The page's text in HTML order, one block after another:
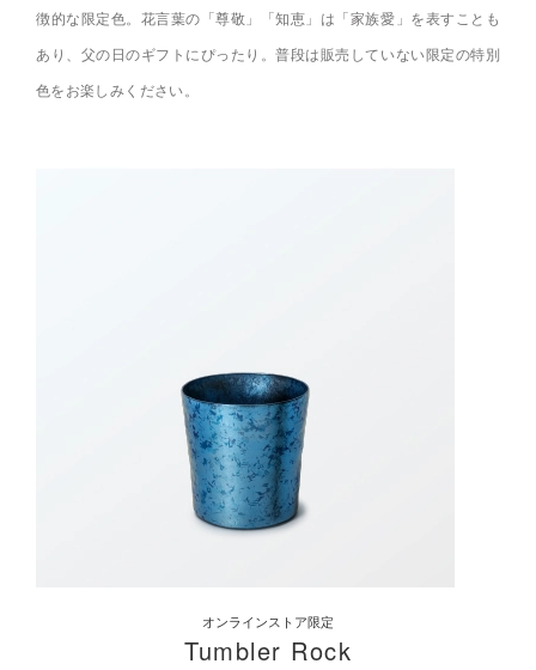
徴的な限定色。花言葉の「尊敬」「知恵」は「家族愛」を表すことも
あり、父の日のギフトにぴったり。普段は販売していない限定の特別
色をお楽しみください。
オンラインストア限定
Tumbler Rock